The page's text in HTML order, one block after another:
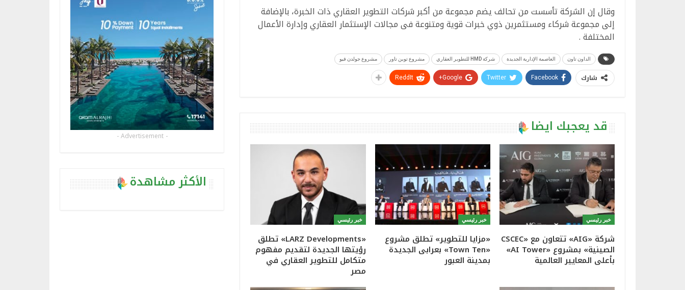
وقال إن الشركة تأسست من تحالف يضم مجموعة من أكبر شركات التطوير العقاري ذات الخبرة، بالإضافة
إلى مجموعة شركاء ومستثمرين ذوي خبرات قوية ومتنوعة فى مجالات الإستثمار العقاري وإدارة الأعمال
المختلفة .
الداون تاون العاصمة الإدارية الجديدة شركة HMD للتطوير العقاري مشروع توين تاور مشروع جولدن فيو
شارك Facebook
Twitter
Google+
ReddIt
قد يعجبك ايضا
خبر رئيسي
شركة «AIG» تتعاون مع «CSCEC
الصينية» بمشروع «AI Tower»
بأعلى المعايير العالمية
خبر رئيسي
«مزايا للتطوير» تطلق مشروع
«Town Ten» بعرابى الجديدة
بمدينة العبور
خبر رئيسي
«LARZ Developments» تطلق
رؤيتها الجديدة لتقديم مفهوم
متكامل للتطوير العقاري في
مصر
- Advertisement -
الأكثر مشاهدة